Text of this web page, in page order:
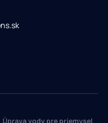
Úprava vody pre priemysel